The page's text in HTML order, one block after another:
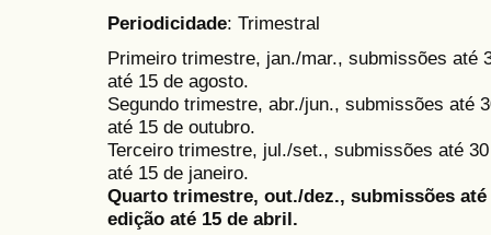
Periodicidade: Trimestral
Primeiro trimestre, jan./mar., submissões até
até 15 de agosto.
Segundo trimestre, abr./jun., submissões até
até 15 de outubro.
Terceiro trimestre, jul./set., submissões até
até 15 de janeiro.
Quarto trimestre, out./dez., submissões
edição até 15 de abril.